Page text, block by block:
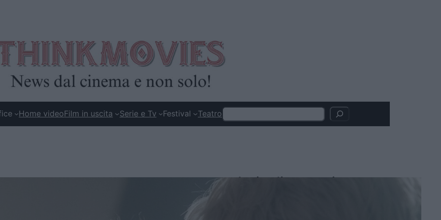
Home videoFilm in uscita Serie e Tv Festival TeatroSearch
Articoli recenti